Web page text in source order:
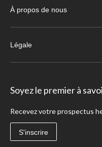
À propos de nous
Légale
Soyez le premier à
Recevez votre prospectus
S'inscrire